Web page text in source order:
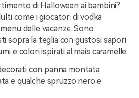
di Halloween ai bambini?
come i giocatori di vodka
delle vacanze. Sono
sopra la teglia con gustosi sapori
e colori ispirati al mais caramelle.
con panna montata
e qualche spruzzo nero e